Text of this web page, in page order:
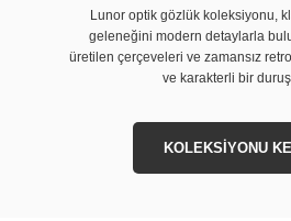
Lunor optik gözlük koleksiyonu,
geleneğini modern detaylarla
üretilen çerçeveleri ve zamansız
ve karakterli bir
KOLEKSİYONU